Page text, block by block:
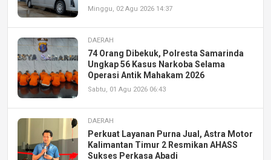
Minggu, 02 Agu 2026 14:37
DAERAH
74 Orang Dibekuk, Polresta Samarinda
Ungkap 56 Kasus Narkoba Selama
Operasi Antik Mahakam 2026
Sabtu, 01 Agu 2026 06:43
DAERAH
Perkuat Layanan Purna Jual, Astra Motor
Kalimantan Timur 2 Resmikan AHASS
Sukses Perkasa Abadi